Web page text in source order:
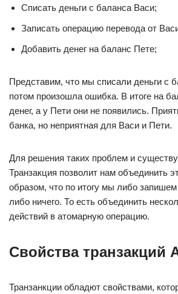
Списать деньги с баланса Васи;
Записать операцию перевода от
Добавить денег на баланс Пете;
Представим, что мы списали деньги с
потом произошла ошибка. В итоге на
денег, а у Пети они не появились.
банка, но неприятная для Васи и Пети.
Для решения таких проблем и
Транзакция позволит нам объединить
образом, что по итогу мы либо
либо ничего. То есть объединить
действий в атомарную операцию.
Свойства транзакций
Транзанкции обладют свойствами,